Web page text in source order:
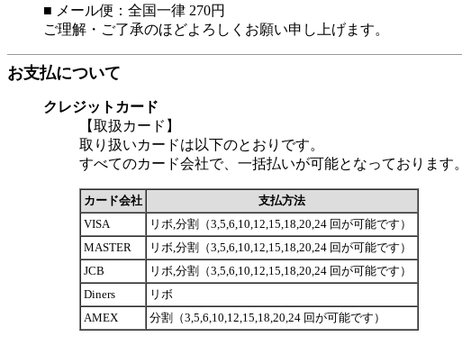
■ メール便：全国一律 270円
ご理解・ご了承のほどよろしくお願い申し上げます。
お支払について
クレジットカード
【取扱カード】
取り扱いカードは以下のとおりです。
すべてのカード会社で、一括払いが可能となっております。
カード会社
支払方法
VISA
リボ,分割（3,5,6,10,12,15,18,20,24 回が可能です）
MASTER
リボ,分割（3,5,6,10,12,15,18,20,24 回が可能です）
JCB
リボ,分割（3,5,6,10,12,15,18,20,24 回が可能です）
Diners
リボ
AMEX
分割（3,5,6,10,12,15,18,20,24 回が可能です）